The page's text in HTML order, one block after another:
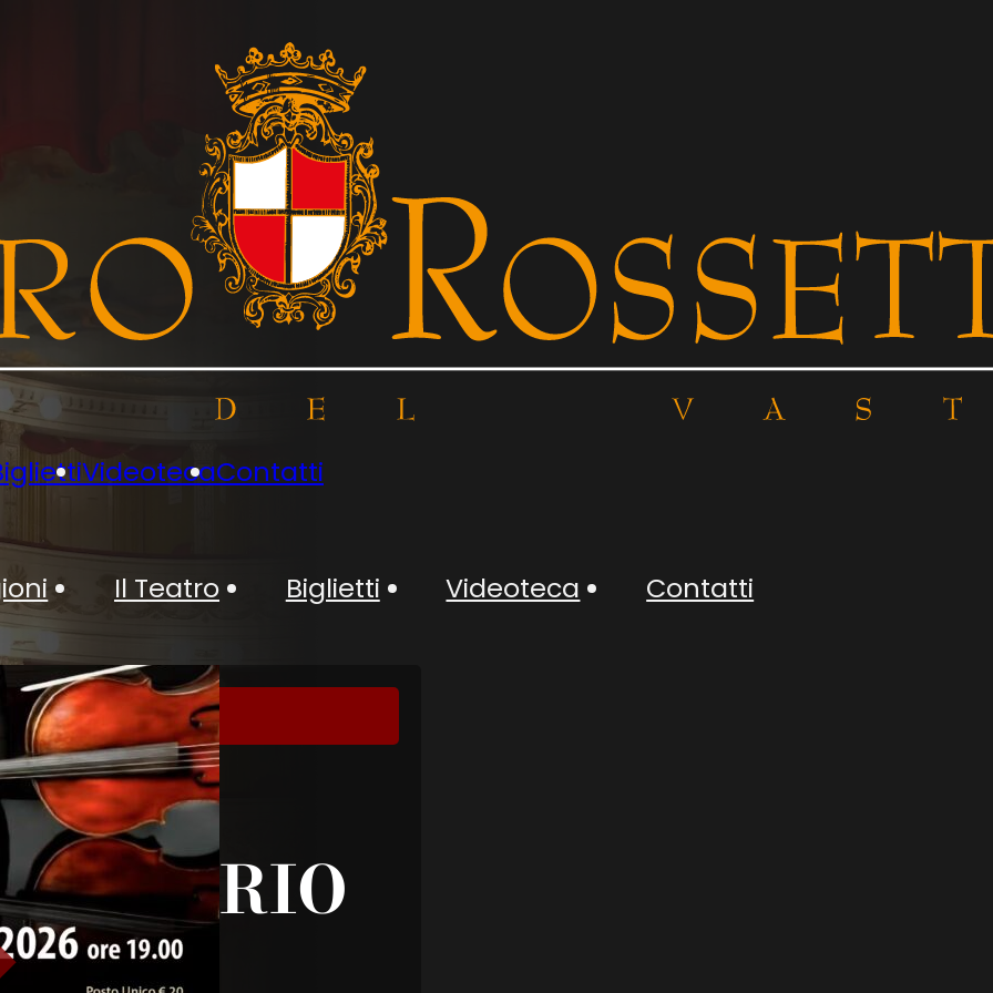
VideotecaContatti
Il Teatro Biglietti Videoteca Contatti